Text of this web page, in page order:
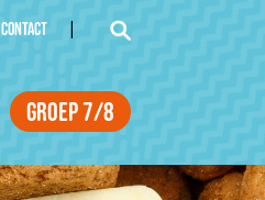
CONTACT
Groep 7/8